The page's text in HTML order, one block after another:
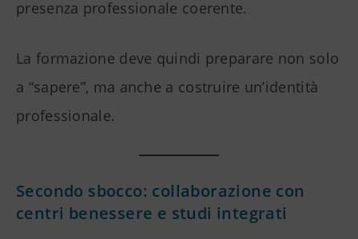
presenza professionale coerente.
La formazione deve quindi preparare non solo
a “sapere”, ma anche a costruire un’identità
professionale.
Secondo sbocco: collaborazione con
centri benessere e studi integrati